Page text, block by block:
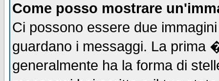
Come posso mostrare
Ci possono essere due
guardano i messaggi. La prima
generalmente ha la forma di